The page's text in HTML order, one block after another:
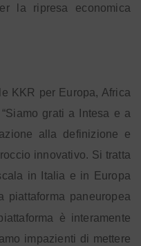
la ripresa economica
KKR per Europa, Africa
grati a Intesa e a
alla definizione e
innovativo. Si tratta
in Italia e in Europa
paneuropea
è interamente
impazienti di mettere